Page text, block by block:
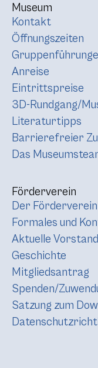
Museum
Kontakt
Öffnungszeiten
Anreise
Eintrittspreise
3D-Rundgang/
Literaturtipps
Barrierefreier
Das
Förderverein
Der Förderverein
Formales und
Aktuelle
Geschichte
Mitgliedsantrag
Spenden/
Satzung zum